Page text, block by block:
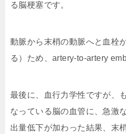
る脳梗塞です。
動脈から末梢の動脈へと血栓
る）ため、artery-to-artery
最後に、血行力学性ですが、
なっている脳の血管に、急激
出量低下が加わった結果、末